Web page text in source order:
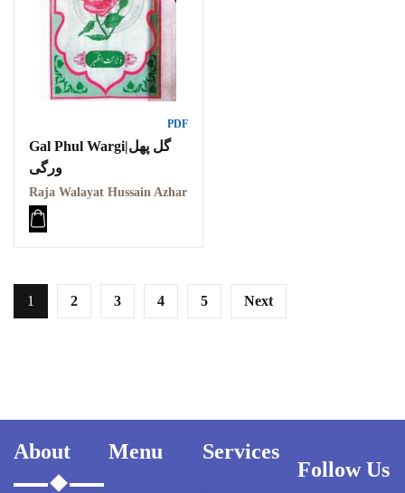
PDF
Gal Phul Wargi|گل پھل
ورگی
Raja Walayat Hussain Azhar
1 2 3 4 5 Next
About Menu Services
Follow Us